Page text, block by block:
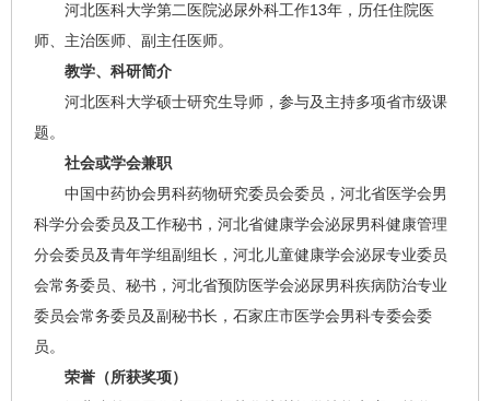
河北医科大学第二医院泌尿外科工作13年，历任住院医
师、主治医师、副主任医师。
教学、科研简介
河北医科大学硕士研究生导师，参与及主持多项省市级课
题。
社会或学会兼职
中国中药协会男科药物研究委员会委员，河北省医学会男
科学分会委员及工作秘书，河北省健康学会泌尿男科健康管理
分会委员及青年学组副组长，河北儿童健康学会泌尿专业委员
会常务委员、秘书，河北省预防医学会泌尿男科疾病防治专业
委员会常务委员及副秘书长，石家庄市医学会男科专委会委
员。
荣誉（所获奖项）